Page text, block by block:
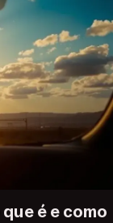
é e como